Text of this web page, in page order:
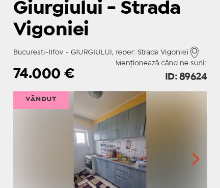
Giurgiului - Strada
Vigoniei
Bucuresti-Ilfov - GIURGIULUI, reper: Strada Vigoniei
Menționează când ne suni:
74.000€ ID: 89624
VÂNDUT